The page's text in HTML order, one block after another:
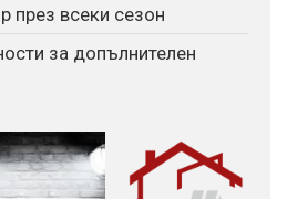
през всеки сезон
за допълнителен